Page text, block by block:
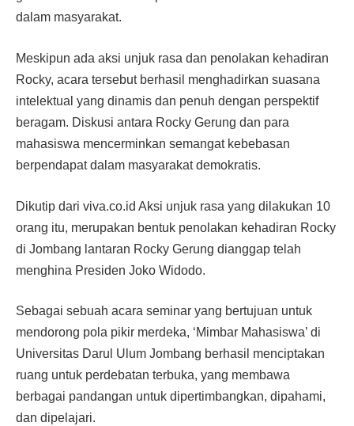
dalam masyarakat.
Meskipun ada aksi unjuk rasa dan penolakan kehadiran
Rocky, acara tersebut berhasil menghadirkan suasana
intelektual yang dinamis dan penuh dengan perspektif
beragam. Diskusi antara Rocky Gerung dan para
mahasiswa mencerminkan semangat kebebasan
berpendapat dalam masyarakat demokratis.
Dikutip dari viva.co.id Aksi unjuk rasa yang dilakukan 10
orang itu, merupakan bentuk penolakan kehadiran Rocky
di Jombang lantaran Rocky Gerung dianggap telah
menghina Presiden Joko Widodo.
Sebagai sebuah acara seminar yang bertujuan untuk
mendorong pola pikir merdeka, ‘Mimbar Mahasiswa’ di
Universitas Darul Ulum Jombang berhasil menciptakan
ruang untuk perdebatan terbuka, yang membawa
berbagai pandangan untuk dipertimbangkan, dipahami,
dan dipelajari.